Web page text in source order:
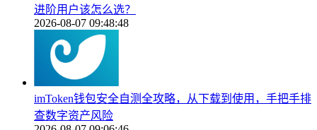
进阶用户该怎么选？
2026-08-07 09:48:48
imToken钱包安全自测全攻略，从下载到使用，手把手排
查数字资产风险